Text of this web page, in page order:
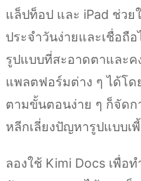
แล็ปท็อป และ iPad ช่วย
ประจำวันง่ายและเชื่อ
รูปแบบที่สะอาดตาและ
แพลตฟอร์มต่าง ๆ ได้โด
ตามขั้นตอนง่าย ๆ ก็จัดก
หลีกเลี่ยงปัญหารูปแบบเ
ลองใช้ Kimi Docs เพื่อ